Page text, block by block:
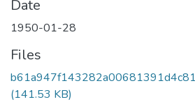
Date
1950-01-28
Files
(141.53 KB)